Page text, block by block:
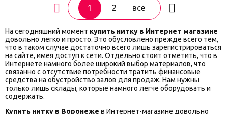
1 2 все
На сегодняшний момент купить нитку в Интернет магазине
довольно легко и просто. Это обусловлено прежде всего тем,
что в таком случае достаточно всего лишь зарегистрироваться
на сайте, имея доступ к сети. Отдельно стоит отметить, что в
Интернете намного более широкий выбор материалов, что
связанно с отсутствие потребности тратить финансовые
средства на обустройство залов для продаж. Нам нужны
только лишь склады, которые намного легче оборудовать и
содержать.
Купить нитку в Воронеже в Интернет-магазине довольно